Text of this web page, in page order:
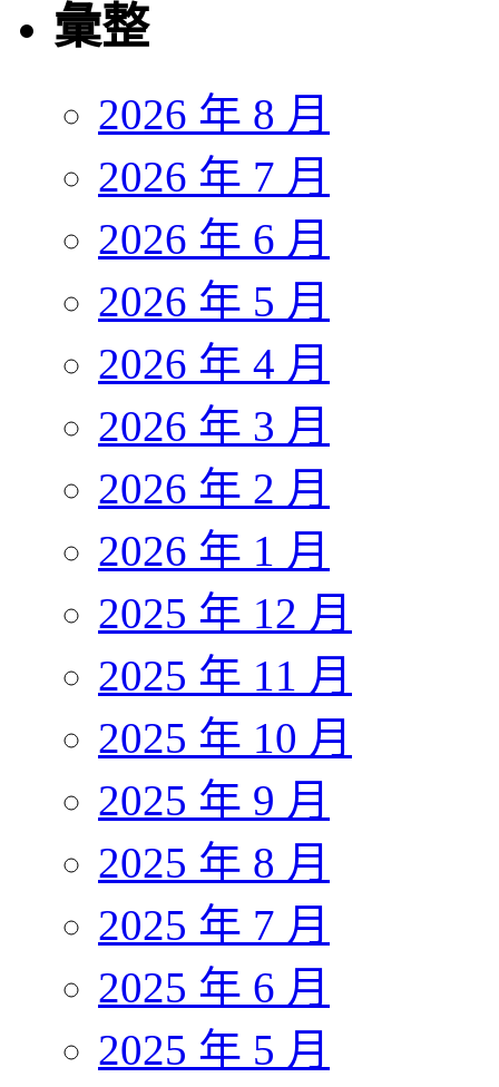
彙整
2026 年 8 月
2026 年 7 月
2026 年 6 月
2026 年 5 月
2026 年 4 月
2026 年 3 月
2026 年 2 月
2026 年 1 月
2025 年 12 月
2025 年 11 月
2025 年 10 月
2025 年 9 月
2025 年 8 月
2025 年 7 月
2025 年 6 月
2025 年 5 月